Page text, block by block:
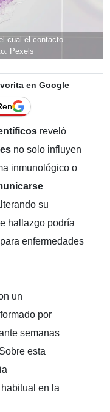
cual el contacto
Pexels
en Google
en
reveló
no solo influyen
inmunológico o
su
hallazgo podría
enfermedades
un
por
semanas
esta
habitual en la